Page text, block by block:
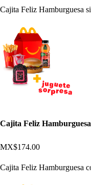
Cajita Feliz Hamburguesa
Cajita Feliz
MX$174.00
Cajita Feliz Hamburguesa